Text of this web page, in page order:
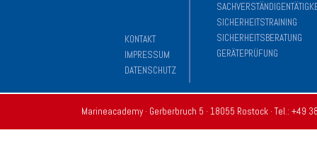
KONTAKT
IMPRESSUM
DATENSCHUTZ
SICHERHEITSTRAINING
SICHERHEITSBERATUNG
GERÄTEPRÜFUNG
Marineacademy · Gerberbruch 5 · 18055 Rostock · Tel.: +49